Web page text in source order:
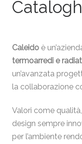
Caleido è
termoarredi e
un’avanzata
la collaborazione
Valori come
design sempre
per l’ambiente